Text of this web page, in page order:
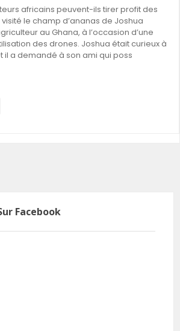
africains peuvent-ils tirer profit des
le champ d’ananas de Joshua
au Ghana, à l’occasion d’une
des drones. Joshua était curieux à
il a demandé à son ami qui poss
Facebook